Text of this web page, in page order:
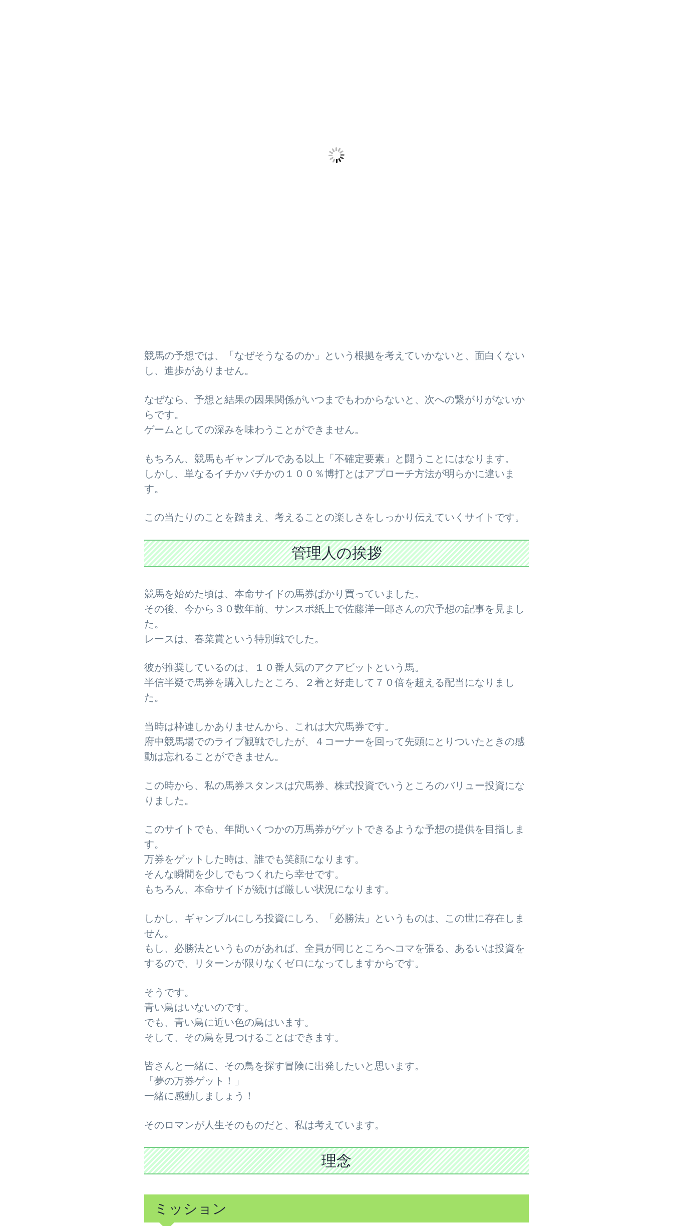
競馬の予想では、「なぜそうなるのか」という根拠を考えていかないと、面白くない
し、進歩がありません。
なぜなら、予想と結果の因果関係がいつまでもわからないと、次への繋がりがないか
らです。
ゲームとしての深みを味わうことができません。
もちろん、競馬もギャンブルである以上「不確定要素」と闘うことにはなります。
しかし、単なるイチかバチかの１００％博打とはアプローチ方法が明らかに違いま
す。
この当たりのことを踏まえ、考えることの楽しさをしっかり伝えていくサイトです。
管理人の挨拶
競馬を始めた頃は、本命サイドの馬券ばかり買っていました。
その後、今から３０数年前、サンスポ紙上で佐藤洋一郎さんの穴予想の記事を見まし
た。
レースは、春菜賞という特別戦でした。
彼が推奨しているのは、１０番人気のアクアビットという馬。
半信半疑で馬券を購入したところ、２着と好走して７０倍を超える配当になりまし
た。
当時は枠連しかありませんから、これは大穴馬券です。
府中競馬場でのライブ観戦でしたが、４コーナーを回って先頭にとりついたときの感
動は忘れることができません。
この時から、私の馬券スタンスは穴馬券、株式投資でいうところのバリュー投資にな
りました。
このサイトでも、年間いくつかの万馬券がゲットできるような予想の提供を目指しま
す。
万券をゲットした時は、誰でも笑顔になります。
そんな瞬間を少しでもつくれたら幸せです。
もちろん、本命サイドが続けば厳しい状況になります。
しかし、ギャンブルにしろ投資にしろ、「必勝法」というものは、この世に存在しま
せん。
もし、必勝法というものがあれば、全員が同じところへコマを張る、あるいは投資を
するので、リターンが限りなくゼロになってしますからです。
そうです。
青い鳥はいないのです。
でも、青い鳥に近い色の鳥はいます。
そして、その鳥を見つけることはできます。
皆さんと一緒に、その鳥を探す冒険に出発したいと思います。
「夢の万券ゲット！」
一緒に感動しましょう！
そのロマンが人生そのものだと、私は考えています。
理念
ミッション